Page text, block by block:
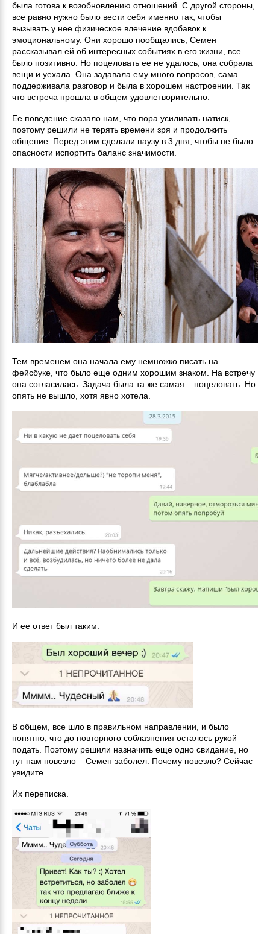
была готова к возобновлению отношений. С другой стороны,
все равно нужно было вести себя именно так, чтобы
вызывать у нее физическое влечение вдобавок к
эмоциональному. Они хорошо пообщались, Семен
рассказывал ей об интересных событиях в его жизни, все
было позитивно. Но поцеловать ее не удалось, она собрала
вещи и уехала. Она задавала ему много вопросов, сама
поддерживала разговор и была в хорошем настроении. Так
что встреча прошла в общем удовлетворительно.
Ее поведение сказало нам, что пора усиливать натиск,
поэтому решили не терять времени зря и продолжить
общение. Перед этим сделали паузу в 3 дня, чтобы не было
опасности испортить баланс значимости.
Тем временем она начала ему немножко писать на
фейсбуке, что было еще одним хорошим знаком. На встречу
она согласилась. Задача была та же самая – поцеловать. Но
опять не вышло, хотя явно хотела.
И ее ответ был таким:
В общем, все шло в правильном направлении, и было
понятно, что до повторного соблазнения осталось рукой
подать. Поэтому решили назначить еще одно свидание, но
тут нам повезло – Семен заболел. Почему повезло? Сейчас
увидите.
Их переписка.